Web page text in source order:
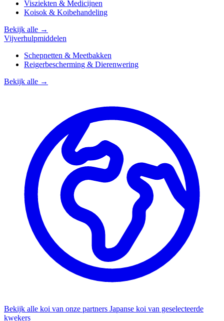
Visziekten & Medicijnen
Koisok & Koibehandeling
Bekijk alle →
Vijverhulpmiddelen
Schepnetten & Meetbakken
Reigerbescherming & Dierenwering
Bekijk alle →
Bekijk alle koi van onze partners Japanse koi van geselecteerde
kwekers